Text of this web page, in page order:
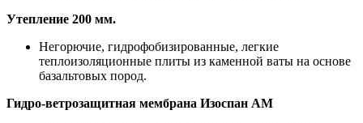
Утепление 200 мм.
Негорючие, гидрофобизированные, легкие
теплоизоляционные плиты из каменной ваты на основе
базальтовых пород.
Гидро-ветрозащитная мембрана Изоспан АМ